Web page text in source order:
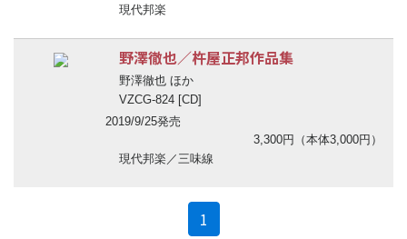
現代邦楽
野澤徹也／杵屋正邦作品集
野澤徹也 ほか
VZCG-824 [CD]
2019/9/25発売
3,300円（本体3,000円）
現代邦楽／三味線
1